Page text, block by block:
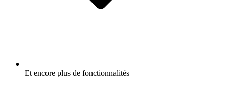
Et encore plus de fonctionnalités